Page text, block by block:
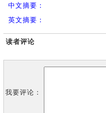
中文摘要：
英文摘要：
读者评论
我要评论：